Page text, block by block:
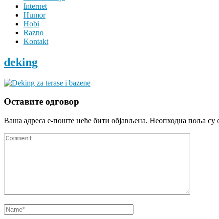
Internet
Humor
Hobi
Razno
Kontakt
deking
Оставите одговор
Ваша адреса е-поште неће бити објављена. Неопходна поља су
Comment
Name*